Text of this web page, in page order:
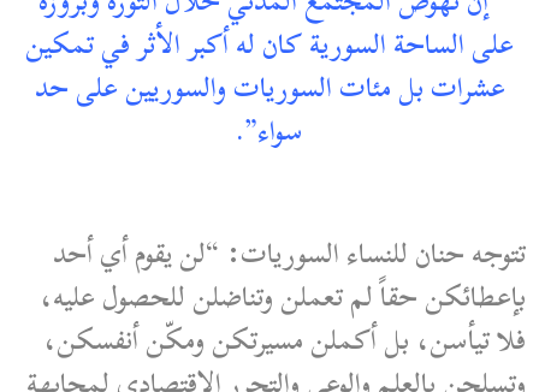
على الساحة السورية كان له أكبر الأثر في تمكين
عشرات بل مئات السوريات والسوريين على حد
سواء”.
تتوجه حنان للنساء السوريات: “لن يقوم أي أحد
بإعطائكن حقاً لم تعملن وتناضلن للحصول عليه،
فلا تيأسن، بل أكملن مسيرتكن ومكّن أنفسكن،